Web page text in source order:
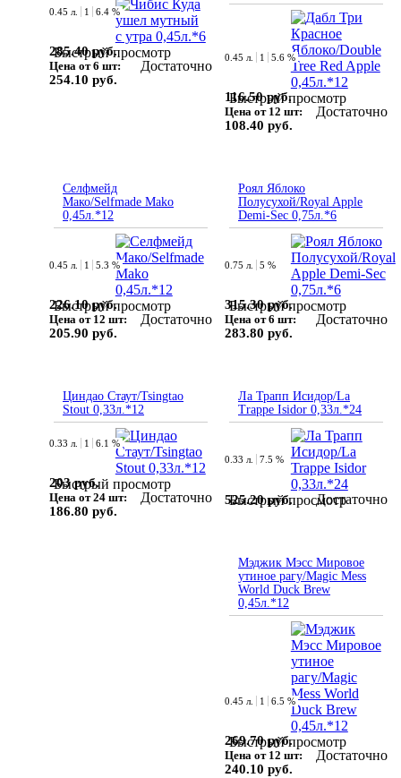
Быстрый просмотр
0.45 л. 1 6.4 %
285.40 руб.
Цена от 6 шт:
254.10 руб.
Достаточно
Быстрый просмотр
0.45 л. 1 5.6 %
116.50 руб.
Цена от 12 шт:
108.40 руб.
Достаточно
Селфмейд
Мако/Selfmade Mako
0,45л.*12
Быстрый просмотр
0.45 л. 1 5.3 %
226.10 руб.
Цена от 12 шт:
205.90 руб.
Достаточно
Роял Яблоко
Полусухой/Royal Apple
Demi-Sec 0,75л.*6
Быстрый просмотр
0.75 л. 5 %
315.30 руб.
Цена от 6 шт:
283.80 руб.
Достаточно
Циндао Стаут/Tsingtao
Stout 0,33л.*12
Быстрый просмотр
0.33 л. 1 6.1 %
203 руб.
Цена от 24 шт:
186.80 руб.
Достаточно
Ла Трапп Исидор/La
Trappe Isidor 0,33л.*24
Быстрый просмотр
0.33 л. 7.5 %
525.20 руб. Достаточно
Мэджик Мэсс Мировое
утиное рагу/Magic Mess
World Duck Brew
0,45л.*12
Быстрый просмотр
0.45 л. 1 6.5 %
269.70 руб.
Цена от 12 шт:
240.10 руб.
Достаточно